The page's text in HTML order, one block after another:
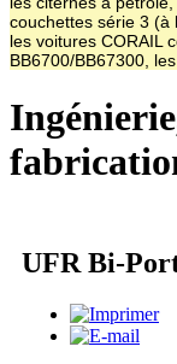
couchettes série 3 (à
les voitures CORAIL
BB6700/BB67300,
UFR Bi-